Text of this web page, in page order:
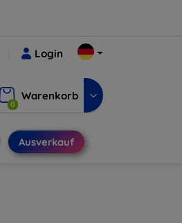
Login
0
Warenkorb
Ausverkauf